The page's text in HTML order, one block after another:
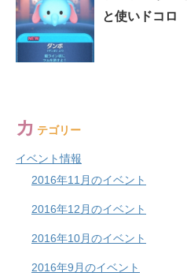
と使いドコロ
カ テゴリー
イベント情報
2016年11月のイベント
2016年12月のイベント
2016年10月のイベント
2016年9月のイベント